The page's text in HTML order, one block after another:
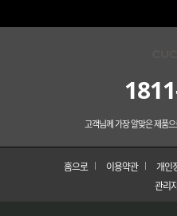
고객님께 가장 알맞은 제품
홈으로 이용약관 개인
관리